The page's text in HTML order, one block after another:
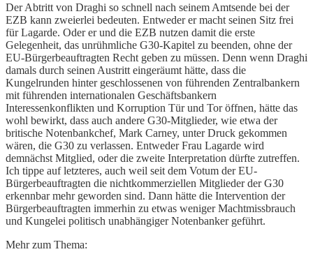
Der Abtritt von Draghi so schnell nach seinem Amtsende bei der
EZB kann zweierlei bedeuten. Entweder er macht seinen Sitz frei
für Lagarde. Oder er und die EZB nutzen damit die erste
Gelegenheit, das unrühmliche G30-Kapitel zu beenden, ohne der
EU-Bürgerbeauftragten Recht geben zu müssen. Denn wenn Draghi
damals durch seinen Austritt eingeräumt hätte, dass die
Kungelrunden hinter geschlossenen von führenden Zentralbankern
mit führenden internationalen Geschäftsbankern
Interessenkonflikten und Korruption Tür und Tor öffnen, hätte das
wohl bewirkt, dass auch andere G30-Mitglieder, wie etwa der
britische Notenbankchef, Mark Carney, unter Druck gekommen
wären, die G30 zu verlassen. Entweder Frau Lagarde wird
demnächst Mitglied, oder die zweite Interpretation dürfte zutreffen.
Ich tippe auf letzteres, auch weil seit dem Votum der EU-
Bürgerbeauftragten die nichtkommerziellen Mitglieder der G30
erkennbar mehr geworden sind. Dann hätte die Intervention der
Bürgerbeauftragten immerhin zu etwas weniger Machtmissbrauch
und Kungelei politisch unabhängiger Notenbanker geführt.
Mehr zum Thema: